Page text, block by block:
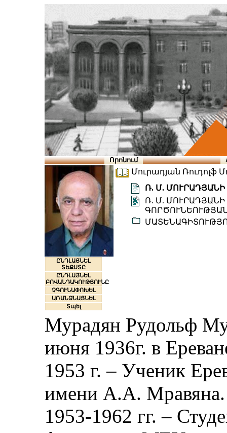
Որոնում
ԸՆԴԼԱՅՆԵԼ
ՏԵՔՍՏԸ
ԸՆԴԼԱՅՆԵԼ
ԲՈՎԱՆԴԱԿՈՒԹՅՈՒՆԸ
ՉԳՈՒՆԱՓՈԽԵԼ
ԱՌԱՆՁՆԱՑՆԵԼ
Տպել
Մուրադյան Ռուդոլֆ
Ռ. Մ.
Ռ. Մ.
Мурадян Рудольф
июня 1936г. в
1953 г. – Ученик
имени А.А. Мравяна.
1953-1962 гг. –